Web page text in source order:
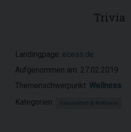
Trivia
Landingpage: ecess.de
Aufgenommen am: 27.02.2019
Themenschwerpunkt: Wellness
Kategorien:
Gesundheit & Wellness